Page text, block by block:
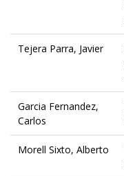
Tejera Parra, Javier
Garcia Fernandez,
Carlos
Morell Sixto, Alberto